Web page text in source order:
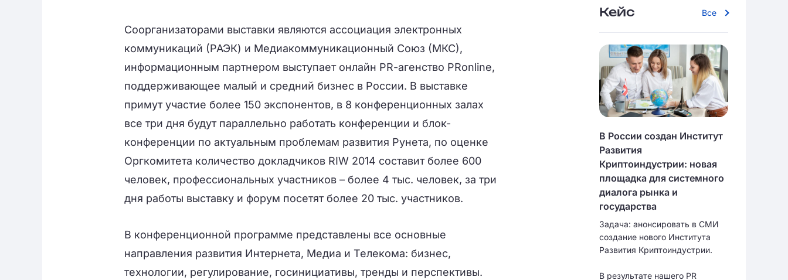
Соорганизаторами выставки являются ассоциация электронных
коммуникаций (РАЭК) и Медиакоммуникационный Союз (МКС),
информационным партнером выступает онлайн PR-агенство PRonline,
поддерживающее малый и средний бизнес в России. В выставке
примут участие более 150 экспонентов, в 8 конференционных залах
все три дня будут параллельно работать конференции и блок-
конференции по актуальным проблемам развития Рунета, по оценке
Оргкомитета количество докладчиков RIW 2014 составит более 600
человек, профессиональных участников – более 4 тыс. человек, за три
дня работы выставку и форум посетят более 20 тыс. участников.
В конференционной программе представлены все основные
направления развития Интернета, Медиа и Телекома: бизнес,
технологии, регулирование, госинициативы, тренды и перспективы.
Кейс Все
В России создан Институт
Развития
Криптоиндустрии: новая
площадка для системного
диалога рынка и
государства
Задача: анонсировать в СМИ
создание нового Института
Развития Криптоиндустрии.
В результате нашего PR